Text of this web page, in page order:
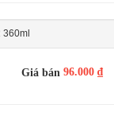
360ml
Giá bán 96.000 ₫